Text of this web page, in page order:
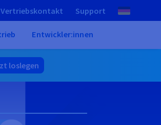
Vertriebskontakt Support
Entwickler:innen
loslegen